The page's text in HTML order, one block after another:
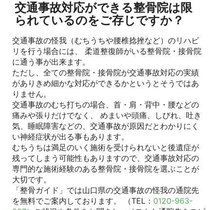
交通事故対応ができる整骨院は限
られているのをご存じですか？
交通事故の怪我（むちうちや腰椎捻挫など）のリハビ
リを行う場合には、 柔道整復師がいる整骨院・接骨院
に通う事が出来ます。
ただし、全ての整骨院・接骨院が交通事故対応の実績
がありきめ細かな対応ができるかというとそうではあ
りません。
交通事故のむち打ちの場合、首・肩・背中・腰などの
痛みや張りだけでなく、 めまいや頭痛、しびれ、吐き
気、睡眠障害などの、交通事故が原因だとわかりにく
い神経症状が出る事もあります。
むちうちは満足のいく施術を受けられないと後遺症が
残ってしまう可能性もありますので、交通事故対応の
専門的な施術経験のある整骨院・接骨院を選ぶことが
大切です。
「整骨ガイド」では山口県の交通事故の怪我の通院先
を無料でご案内しております。 （TEL： 0120-963-